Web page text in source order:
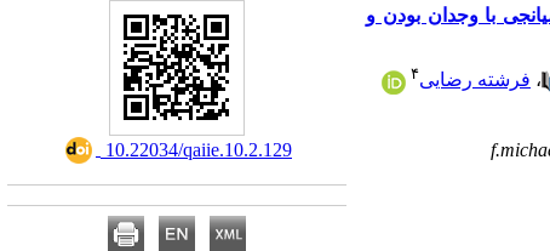
با وجدان بودن و
، فرشته رضایی۴
‎ 10.22034/qaiie.10.2.129